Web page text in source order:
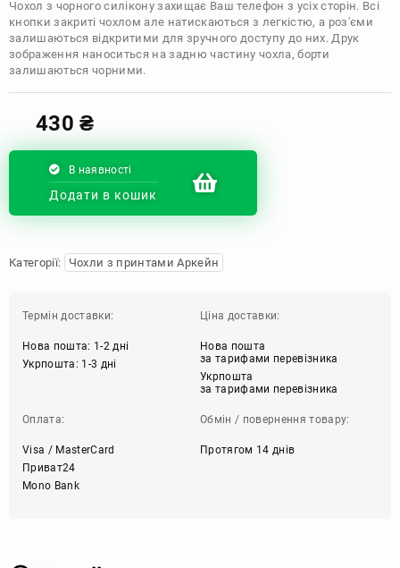
Чохол з чорного силікону захищає Ваш телефон з усіх сторін. Всі
кнопки закриті чохлом але натискаються з легкістю, а роз'єми
залишаються відкритими для зручного доступу до них. Друк
зображення наноситься на задню частину чохла, борти
залишаються чорними.
430₴
В наявності
Додати в кошик
Категорії: Чохли з принтами Аркейн
Термін доставки:
Нова пошта: 1-2 дні
Укрпошта: 1-3 дні
Ціна доставки:
Нова пошта
за тарифами перевізника
Укрпошта
за тарифами перевізника
Оплата:
Visa / MasterCard
Приват24
Mono Bank
Обмін / повернення товару:
Протягом 14 днів